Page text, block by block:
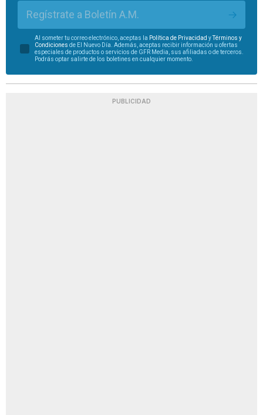
Regístrate a Boletín A.M.
Al someter tu correo electrónico, aceptas la Política de Privacidad yTérminos y
Condiciones de El Nuevo Día. Además, aceptas recibir información u ofertas
especiales de productos o servicios de GFR Media, sus afiliadas o de terceros.
Podrás optar salirte de los boletines en cualquier momento.
PUBLICIDAD